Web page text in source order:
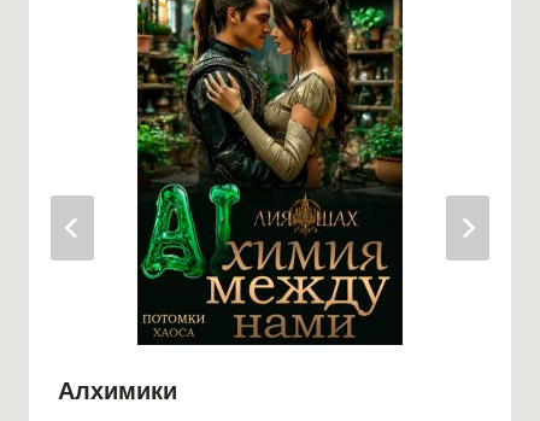
Алхимики